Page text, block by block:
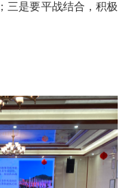
三是要平战结合，积极